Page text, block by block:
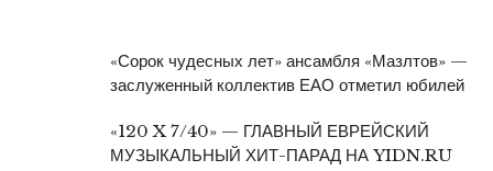
«Сорок чудесных лет» ансамбля «Мазлтов» —
заслуженный коллектив ЕАО отметил юбилей
«120 X 7/40» — ГЛАВНЫЙ ЕВРЕЙСКИЙ
МУЗЫКАЛЬНЫЙ ХИТ-ПАРАД НА YIDN.RU